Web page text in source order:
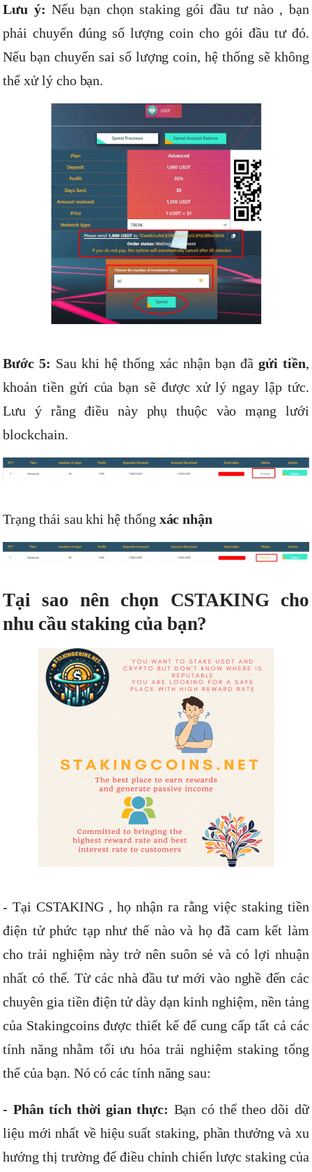
Lưu ý:Nếu bạn chọn staking gói đầu tư nào , bạn
phải chuyển đúng số lượng coin cho gói đầu tư đó.
Nếu bạn chuyển sai số lượng coin, hệ thống sẽ không
thể xử lý cho bạn.
Bước 5: Sau khi hệ thống xác nhận bạn đã gửi tiền,
khoản tiền gửi của bạn sẽ được xử lý ngay lập tức.
Lưu ý rằng điều này phụ thuộc vào mạng lưới
blockchain.
Trạng thái sau khi hệ thống xác nhận
Tại sao nên chọn CSTAKING cho
nhu cầu staking của bạn?
- Tại CSTAKING , họ nhận ra rằng việc staking tiền
điện tử phức tạp như thế nào và họ đã cam kết làm
cho trải nghiệm này trở nên suôn sẻ và có lợi nhuận
nhất có thể. Từ các nhà đầu tư mới vào nghề đến các
chuyên gia tiền điện tử dày dạn kinh nghiệm, nền tảng
của Stakingcoins được thiết kế để cung cấp tất cả các
tính năng nhằm tối ưu hóa trải nghiệm staking tổng
thể của bạn. Nó có các tính năng sau:
- Phân tích thời gian thực: Bạn có thể theo dõi dữ
liệu mới nhất về hiệu suất staking, phần thưởng và xu
hướng thị trường để điều chỉnh chiến lược staking của